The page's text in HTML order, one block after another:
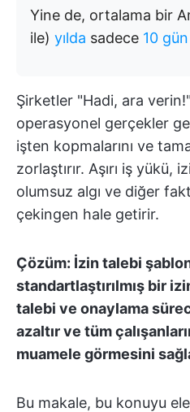
Yine de, ortalama bir
ile) yılda sadece 10
Şirketler "Hadi, ara
operasyonel gerçekler
işten kopmalarını ve
zorlaştırır. Aşırı iş
olumsuz algı ve diğer
çekingen hale getirir.
Çözüm: İzin talebi
standartlaştırılmış bir
talebi ve onaylama
azaltır ve tüm
muamele görmesini
Bu makale, bu konuyu